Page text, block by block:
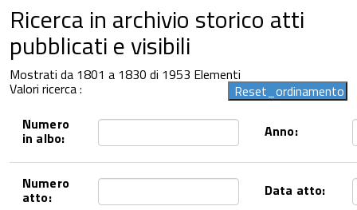
Ricerca in archivio storico atti
pubblicati e visibili
Mostrati da 1801 a 1830 di 1953 Elementi
Valori ricerca :
Numero
in albo: Anno:
Numero
atto: Data atto: